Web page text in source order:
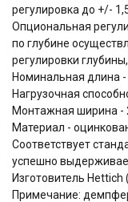
регулировка до +/-
Опциональная
по глубине
регулировки
Номинальная длина
Нагрузочная
Монтажная ширина -
Материал -
Соответствует
успешно
Изготовитель Hettich
Примечание: